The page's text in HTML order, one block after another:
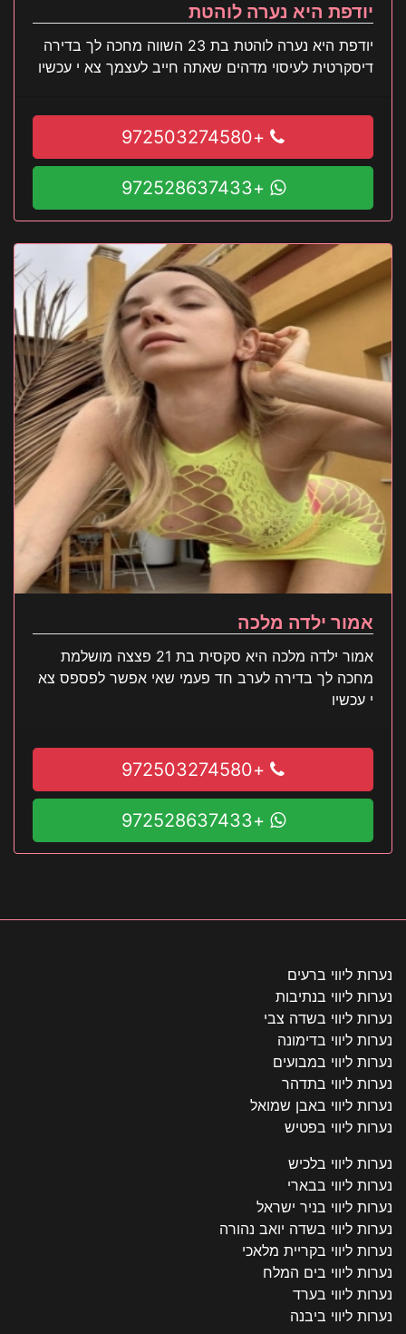
יודפת היא נערה לוהטת
יודפת היא נערה לוהטת בת 23 השווה מחכה לך בדירה
דיסקרטית לעיסוי מדהים שאתה חייב לעצמך צא י עכשיו
+972503274580
+972528637433
אמור ילדה מלכה
אמור ילדה מלכה היא סקסית בת 21 פצצה מושלמת
מחכה לך בדירה לערב חד פעמי שאי אפשר לפספס צא
י עכשיו
+972503274580
+972528637433
נערות ליווי ברעים
נערות ליווי בנתיבות
נערות ליווי בשדה צבי
נערות ליווי בדימונה
נערות ליווי במבועים
נערות ליווי בתדהר
נערות ליווי באבן שמואל
נערות ליווי בפטיש
נערות ליווי בלכיש
נערות ליווי בבארי
נערות ליווי בניר ישראל
נערות ליווי בשדה יואב נהורה
נערות ליווי בקריית מלאכי
נערות ליווי בים המלח
נערות ליווי בערד
נערות ליווי ביבנה